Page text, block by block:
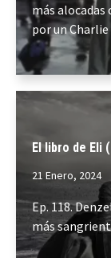
más
por un Charlie
El libro de Eli
21 Enero, 2024
Ep. 118.
más